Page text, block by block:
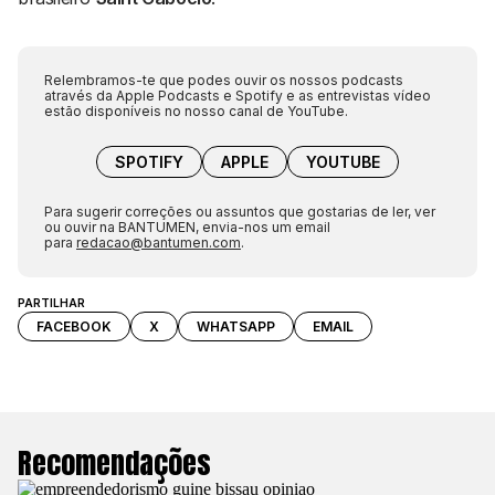
PARTILHAR
FACEBOOK X WHATSAPP EMAIL
Relembramos-te que podes ouvir os nossos podcasts
através da Apple Podcasts e Spotify e as entrevistas vídeo
estão disponíveis no nosso canal de YouTube.
SPOTIFY APPLE YOUTUBE
Para sugerir correções ou assuntos que gostarias de ler, ver
ou ouvir na BANTUMEN, envia-nos um email
para redacao@bantumen.com.
Recomendações